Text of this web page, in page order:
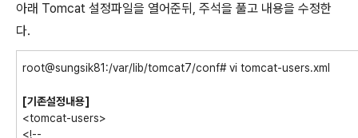
아래 Tomcat 설정파일을 열어준뒤, 주석을 풀고 내용을 수정한
다.
root@sungsik81:/var/lib/tomcat7/conf# vi tomcat-users.xml
[기존설정내용]
<tomcat-users>
<!--